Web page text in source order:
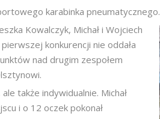
karabinka pneumatycznego.
Kowalczyk, Michał i Wojciech
konkurencji nie oddała
nad drugim zespołem
także indywidualnie. Michał
i o 12 oczek pokonał